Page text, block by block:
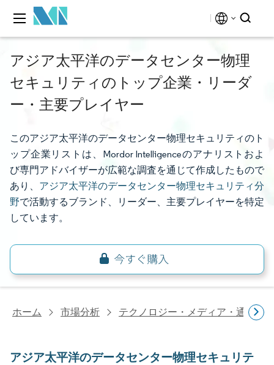
アジア太平洋のデータセンター物理
セキュリティのトップ企業・リーダ
ー・主要プレイヤー
このアジア太平洋のデータセンター物理セキュリティのト
ップ企業リストは、Mordor Intelligenceのアナリストおよ
び専門アドバイザーが広範な調査を通じて作成したもので
あり、 アジア太平洋のデータセンター物理セキュリティ分
野で活動するブランド、リーダー、主要プレイヤーを特定
しています。
ホーム 市場分析 テクノロジー・メディア・通信研
アジア太平洋のデータセンター物理セキュリテ